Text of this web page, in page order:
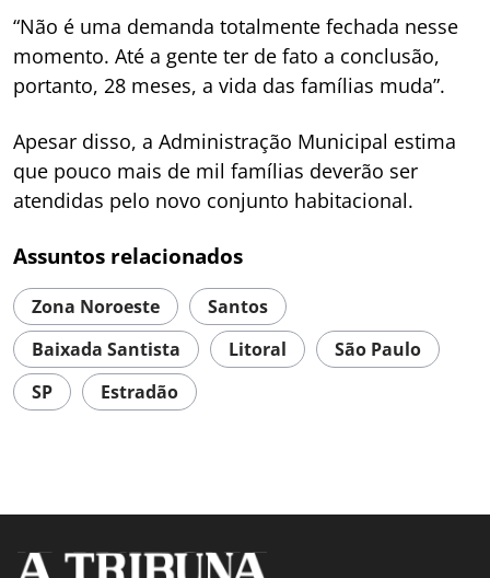
“Não é uma demanda totalmente fechada nesse
momento. Até a gente ter de fato a conclusão,
portanto, 28 meses, a vida das famílias muda”.
Apesar disso, a Administração Municipal estima
que pouco mais de mil famílias deverão ser
atendidas pelo novo conjunto habitacional.
Assuntos relacionados
Zona Noroeste
Santos
Baixada Santista
Litoral
São Paulo
SP
Estradão